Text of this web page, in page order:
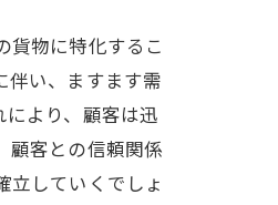
貨物に特化するこ
伴い、ますます需
より、顧客は迅
顧客との信頼関係
していくでしょ